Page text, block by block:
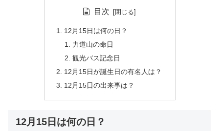
目次
12月15日は何の日？
力道山の命日
観光バス記念日
12月15日が誕生日の有名人は？
12月15日の出来事は？
12月15日は何の日？